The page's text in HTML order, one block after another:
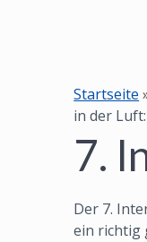
Startseite
in der
7.
Der 7.
ein richtig